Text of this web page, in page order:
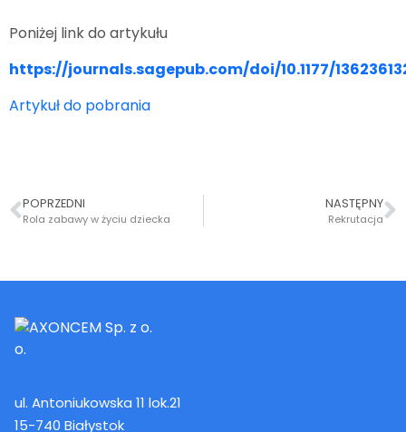
Poniżej link do artykułu
https://journals.sagepub.com/doi/10.1177/
Artykuł do pobrania
POPRZEDNI
Rola zabawy w życiu dziecka
NASTĘPNY
Rekrutacja
ul. Antoniukowska 11 lok.21
15-740 Białystok